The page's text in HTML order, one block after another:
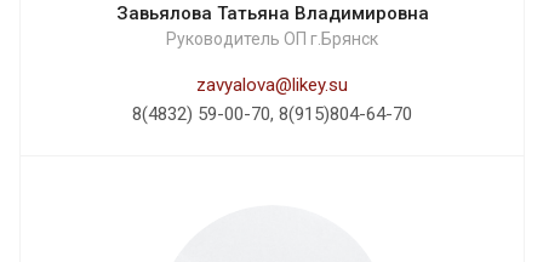
Завьялова Татьяна Владимировна
Руководитель ОП г.Брянск
zavyalova@likey.su
8(4832) 59-00-70, 8(915)804-64-70